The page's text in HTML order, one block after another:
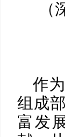
作
组成
富发